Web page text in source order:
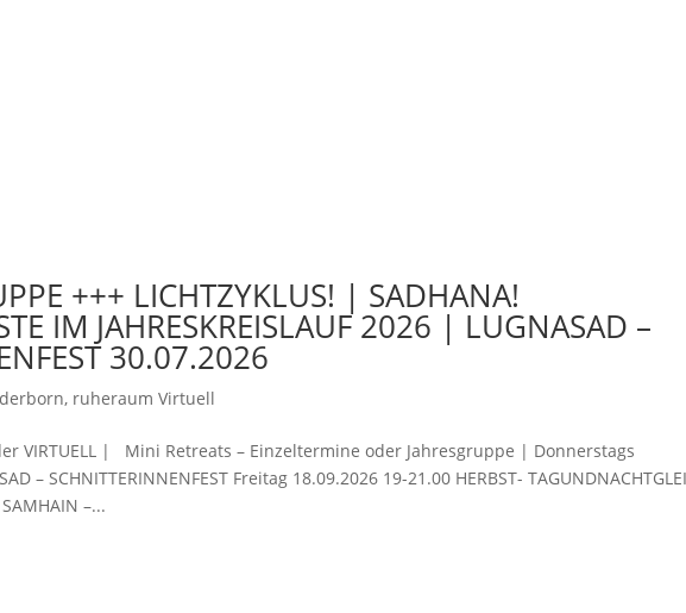
+++ LICHTZYKLUS! | SADHANA!
IM JAHRESKREISLAUF 2026 | LUGNASAD –
30.07.2026
, ruheraum Virtuell
VIRTUELL | Mini Retreats – Einzeltermine oder Jahresgruppe | Donnerstags
– SCHNITTERINNENFEST Freitag 18.09.2026 19-21.00 HERBST-
–...